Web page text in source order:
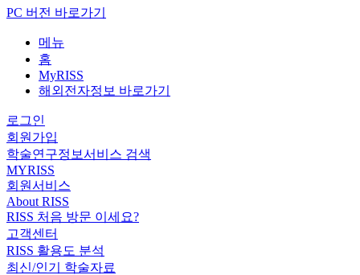
PC 버전 바로가기
메뉴
홈
MyRISS
해외전자정보 바로가기
로그인
회원가입
학술연구정보서비스 검색
MYRISS
회원서비스
About RISS
RISS 처음 방문 이세요?
고객센터
RISS 활용도 분석
최신/인기 학술자료